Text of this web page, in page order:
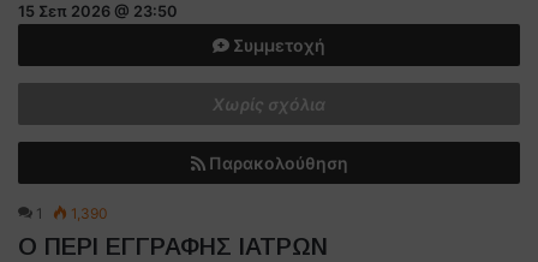
15 Σεπ 2026 @ 23:50
Συμμετοχή
Χωρίς σχόλια
Παρακολούθηση
1 1,390
Ο ΠΕΡΙ ΕΓΓΡΑΦΗΣ ΙΑΤΡΩΝ